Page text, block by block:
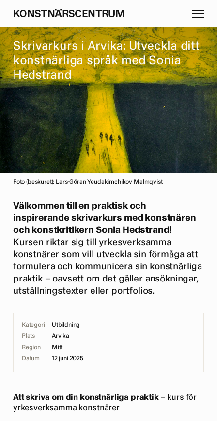
KONSTNÄRSCENTRUM
Skrivarkurs i Arvika: Utveckla ditt
konstnärliga språk med Sonia
Hedstrand
Foto (beskuret): Lars-Göran Yeudakimchikov Malmqvist
Välkommen till en praktisk och
inspirerande skrivarkurs med konstnären
och konstkritikern Sonia Hedstrand!
Kursen riktar sig till yrkesverksamma
konstnärer som vill utveckla sin förmåga att
formulera och kommunicera sin konstnärliga
praktik – oavsett om det gäller ansökningar,
utställningstexter eller portfolios.
Kategori
Utbildning
Plats
Arvika
Region
Mitt
Datum
12 juni 2025
Att skriva om din konstnärliga praktik– kurs för
yrkesverksamma konstnärer